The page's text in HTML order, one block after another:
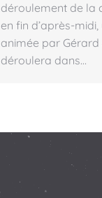
déroulement de la
en fin d’après-
animée par Gérard
déroulera dans…